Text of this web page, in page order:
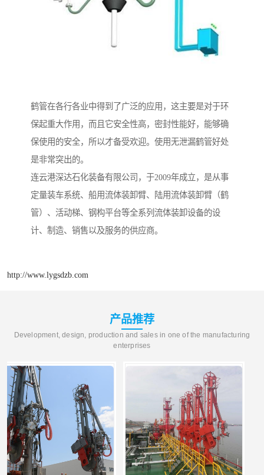
鹤管在各行各业中得到了广泛的应用，这主要是对于环
保起重大作用，而且它安全性高，密封性能好，能够确
保使用的安全，所以才备受欢迎。使用无泄漏鹤管好处
是非常突出的。
连云港深达石化装备有限公司，于2009年成立，是从事
定量装车系统、船用流体装卸臂、陆用流体装卸臂（鹤
管）、活动梯、钢构平台等全系列流体装卸设备的设
计、制造、销售以及服务的供应商。
http://www.lygsdzb.com
产品推荐
Development, design, production and sales in one of the manufacturing
enterprises